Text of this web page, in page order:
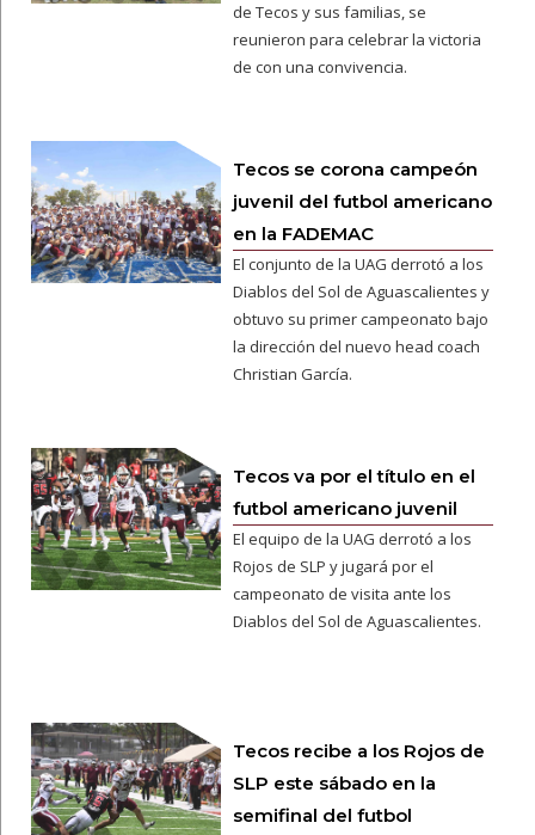
de Tecos y sus familias, se
reunieron para celebrar la victoria
de con una convivencia.
Tecos se corona campeón
juvenil del futbol americano
en la FADEMAC
El conjunto de la UAG derrotó a los
Diablos del Sol de Aguascalientes y
obtuvo su primer campeonato bajo
la dirección del nuevo head coach
Christian García.
Tecos va por el título en el
futbol americano juvenil
El equipo de la UAG derrotó a los
Rojos de SLP y jugará por el
campeonato de visita ante los
Diablos del Sol de Aguascalientes.
Tecos recibe a los Rojos de
SLP este sábado en la
semifinal del futbol